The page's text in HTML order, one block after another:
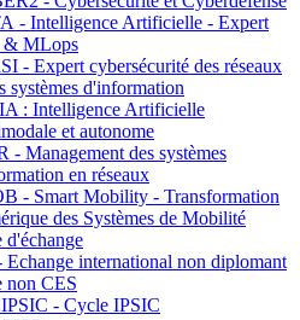
- Intelligence Artificielle - Expert
& MLops
- Expert cybersécurité des réseaux
systèmes d'information
: Intelligence Artificielle
et autonome
- Management des systèmes
en réseaux
- Smart Mobility - Transformation
des Systèmes de Mobilité
d'échange
Echange international non diplomant
non CES
- Cycle IPSIC